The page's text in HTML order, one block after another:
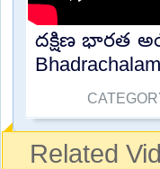
దక్షిణ భారత
Related